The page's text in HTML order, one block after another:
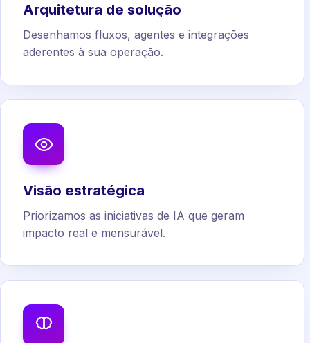
Arquitetura de solução
Desenhamos fluxos, agentes e integrações
aderentes à sua operação.
Visão estratégica
Priorizamos as iniciativas de IA que geram
impacto real e mensurável.